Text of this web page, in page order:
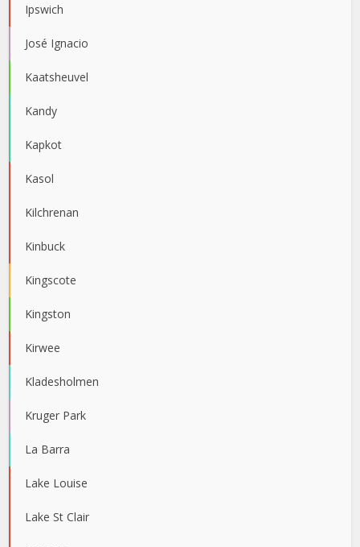
Ipswich
José Ignacio
Kaatsheuvel
Kandy
Kapkot
Kasol
Kilchrenan
Kinbuck
Kingscote
Kingston
Kirwee
Kladesholmen
Kruger Park
La Barra
Lake Louise
Lake St Clair